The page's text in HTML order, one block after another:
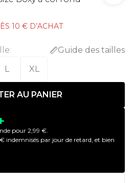
10 € D’ACHAT
:
Guide des tailles
L XL
AU PANIER
pour 2,99 €.
indemnisés par jour de retard, et bien